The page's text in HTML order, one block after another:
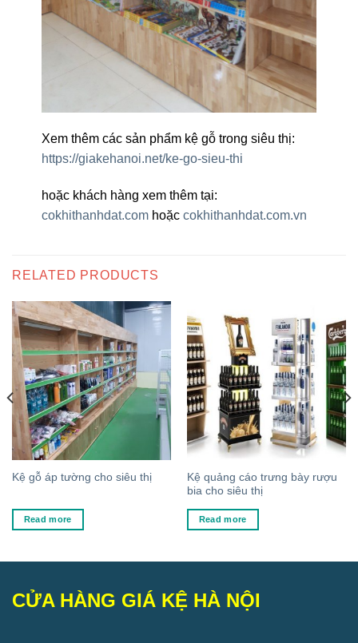
Xem thêm các sản phẩm kệ gỗ trong siêu thị:
https://giakehanoi.net/ke-go-sieu-thi
hoặc khách hàng xem thêm tại:
cokhithanhdat.comhoặc cokhithanhdat.com.vn
RELATED PRODUCTS
Kệ gỗ áp tường cho siêu thị
Read more
Kệ quảng cáo trưng bày rượu
bia cho siêu thị
Read more
CỬA HÀNG GIÁ KỆ HÀ NỘI